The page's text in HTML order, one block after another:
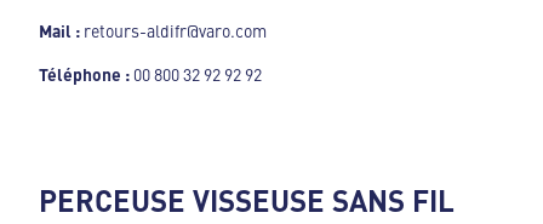
Mail : retours-aldifr@varo.com
Téléphone : 00 800 32 92 92 92
PERCEUSE VISSEUSE SANS FIL